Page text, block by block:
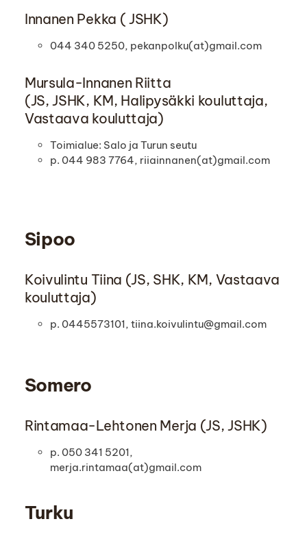
Innanen Pekka ( JSHK)
044 340 5250, pekanpolku(at)gmail.com
Mursula-Innanen Riitta
(JS, JSHK, KM, Halipysäkki kouluttaja,
Vastaava kouluttaja)
Toimialue: Salo ja Turun seutu
p. 044 983 7764, riiainnanen(at)gmail.com
Sipoo
Koivulintu Tiina (JS, SHK, KM, Vastaava
kouluttaja)
p. 0445573101, tiina.koivulintu@gmail.com
Somero
Rintamaa-Lehtonen Merja (JS, JSHK)
p. 050 341 5201,
merja.rintamaa(at)gmail.com
Turku